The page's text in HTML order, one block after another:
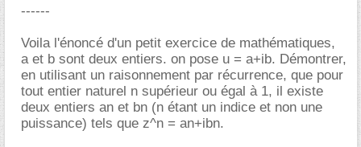
------
Voila l'énoncé d'un petit exercice de mathématiques,
a et b sont deux entiers. on pose u = a+ib. Démontrer,
en utilisant un raisonnement par récurrence, que pour
tout entier naturel n supérieur ou égal à 1, il existe
deux entiers an et bn (n étant un indice et non une
puissance) tels que z^n = an+ibn.